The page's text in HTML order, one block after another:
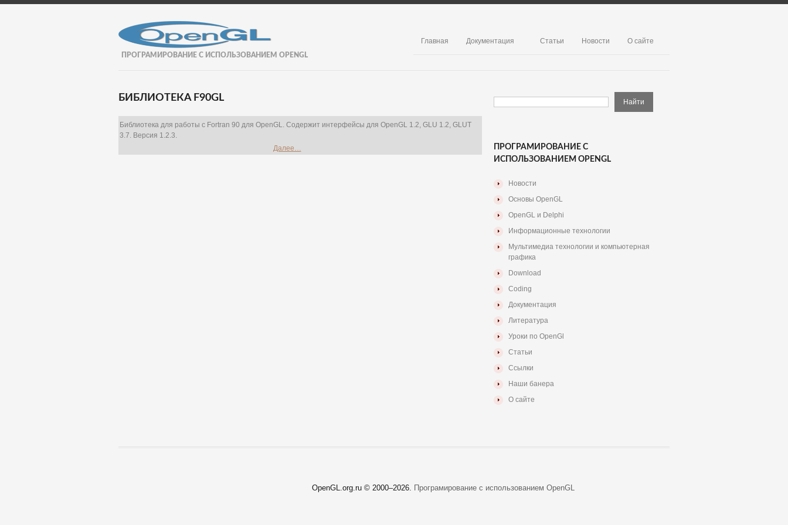
ПРОГРАМИРОВАНИЕ С ИСПОЛЬЗОВАНИЕМ OPENGL
Главная Документация Статьи Новости О сайте
БИБЛИОТЕКА F90GL
Библиотека для работы с Fortran 90 для OpenGL. Содержит интерфейсы для OpenGL 1.2, GLU 1.2, GLUT
3.7. Версия 1.2.3.
Далее…
ПРОГРАМИРОВАНИЕ С
ИСПОЛЬЗОВАНИЕМ OPENGL
Новости
Основы OpenGL
OpenGL и Delphi
Информационные технологии
Мультимедиа технологии и компьютерная
графика
Download
Coding
Документация
Литература
Уроки по OpenGl
Статьи
Ссылки
Наши банера
О сайте
OpenGL.org.ru © 2000–2026. Програмирование с использованием OpenGL